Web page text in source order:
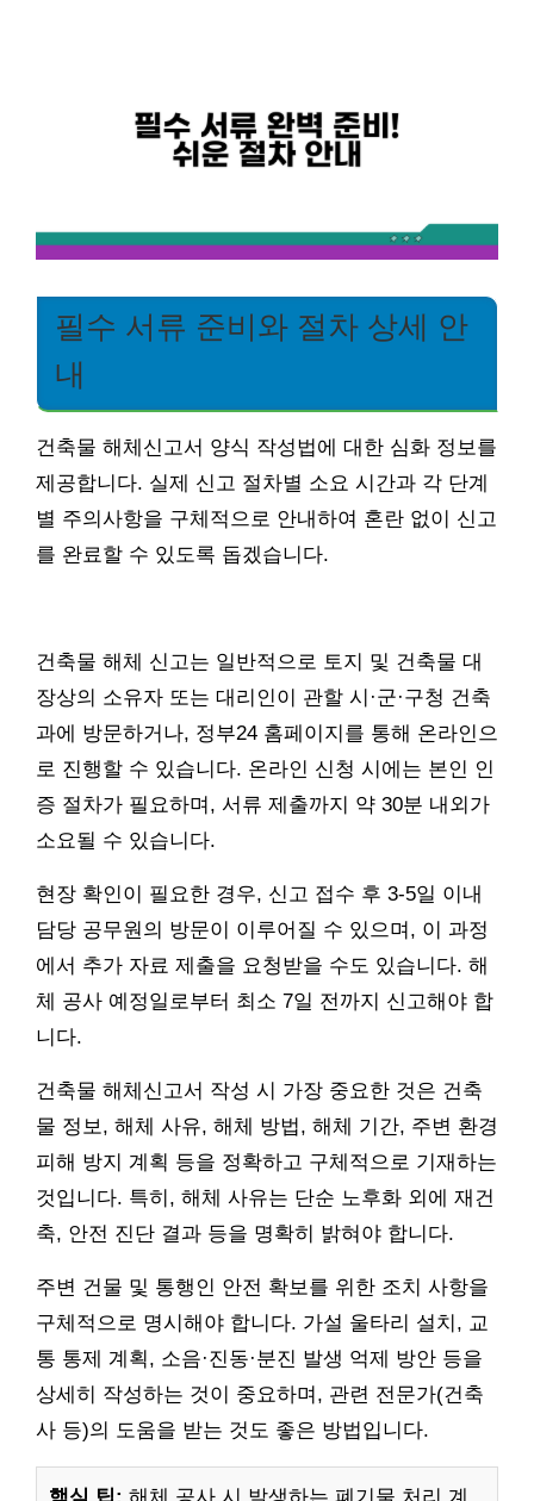
필수 서류 준비와 절차 상세 안
내
건축물 해체신고서 양식 작성법에 대한 심화 정보를
제공합니다. 실제 신고 절차별 소요 시간과 각 단계
별 주의사항을 구체적으로 안내하여 혼란 없이 신고
를 완료할 수 있도록 돕겠습니다.
건축물 해체 신고는 일반적으로 토지 및 건축물 대
장상의 소유자 또는 대리인이 관할 시·군·구청 건축
과에 방문하거나, 정부24 홈페이지를 통해 온라인으
로 진행할 수 있습니다. 온라인 신청 시에는 본인 인
증 절차가 필요하며, 서류 제출까지 약 30분 내외가
소요될 수 있습니다.
현장 확인이 필요한 경우, 신고 접수 후 3-5일 이내
담당 공무원의 방문이 이루어질 수 있으며, 이 과정
에서 추가 자료 제출을 요청받을 수도 있습니다. 해
체 공사 예정일로부터 최소 7일 전까지 신고해야 합
니다.
건축물 해체신고서 작성 시 가장 중요한 것은 건축
물 정보, 해체 사유, 해체 방법, 해체 기간, 주변 환경
피해 방지 계획 등을 정확하고 구체적으로 기재하는
것입니다. 특히, 해체 사유는 단순 노후화 외에 재건
축, 안전 진단 결과 등을 명확히 밝혀야 합니다.
주변 건물 및 통행인 안전 확보를 위한 조치 사항을
구체적으로 명시해야 합니다. 가설 울타리 설치, 교
통 통제 계획, 소음·진동·분진 발생 억제 방안 등을
상세히 작성하는 것이 중요하며, 관련 전문가(건축
사 등)의 도움을 받는 것도 좋은 방법입니다.